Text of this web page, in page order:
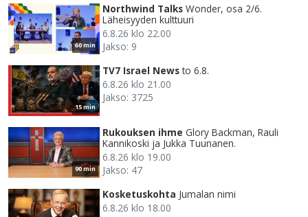
60 min
Northwind Talks Wonder, osa 2/6.
Läheisyyden kulttuuri
6.8.26 klo 22.00
Jakso: 9
15 min
TV7 Israel News to 6.8.
6.8.26 klo 21.00
Jakso: 3725
90 min
Rukouksen ihme Glory Backman, Rauli
Kannikoski ja Jukka Tuunanen.
6.8.26 klo 19.00
Jakso: 47
Kosketuskohta Jumalan nimi
6.8.26 klo 18.00